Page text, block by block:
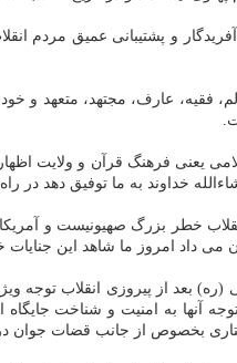
و پشتیبانی عمیق مردم
فقیه، عارف، مجتهد، متعهد و
یعنی فرهنگ قرآن و
خداوند به ما توفیق دهد در
خطر بزرگ صهیونیست و
داد امروز ما شاهد این جنایات
(ره) بعد از پیروزی انقلاب
آنها به امنیت و شناخت
بخصوص از جانب قضات